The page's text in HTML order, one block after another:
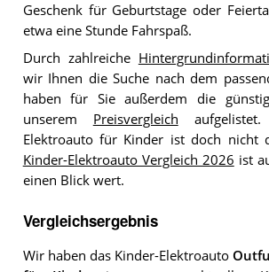
Geschenk für Geburtstage oder
etwa eine Stunde Fahrspaß.
Durch zahlreiche
wir Ihnen die Suche nach dem
haben für Sie außerdem die
unserem Preisvergleich
Elektroauto für Kinder ist doch nicht
Kinder-Elektroauto Vergleich 2026 ist
einen Blick wert.
Vergleichsergebnis
Wir haben das Kinder-Elektroauto